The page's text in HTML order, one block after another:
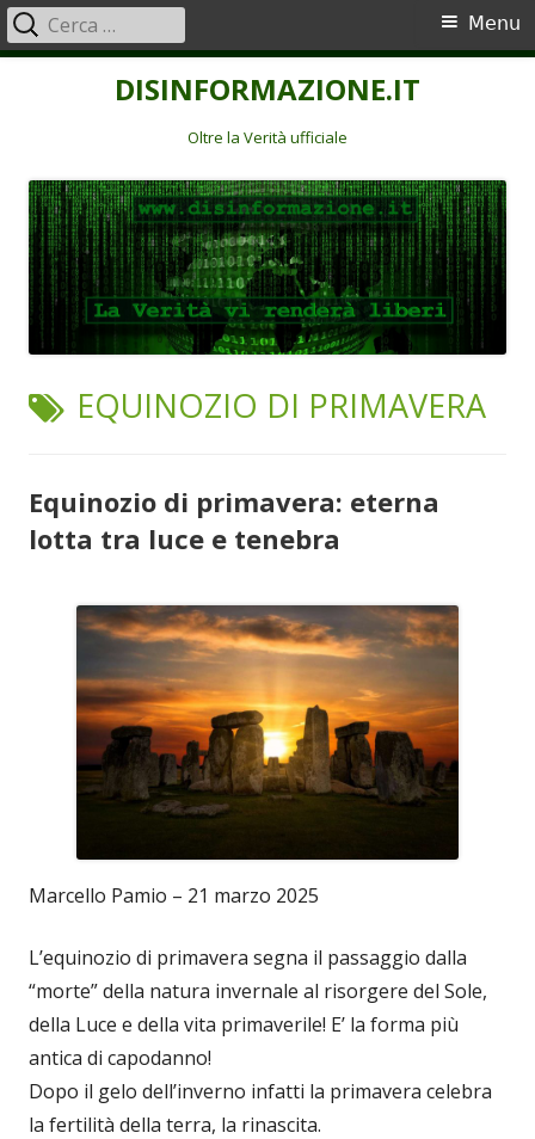
DISINFORMAZIONE.IT
Oltre la Verità ufficiale
Menu
principale
Menu
Ricerca
per:
TAG:
EQUINOZIO DI PRIMAVERA
Equinozio di primavera: eterna
lotta tra luce e tenebra
Marcello Pamio – 21 marzo 2025
L’equinozio di primavera segna il passaggio dalla
“morte” della natura invernale al risorgere del Sole,
della Luce e della vita primaverile! E’ la forma più
antica di capodanno!
Dopo il gelo dell’inverno infatti la primavera celebra
la fertilità della terra, la rinascita.